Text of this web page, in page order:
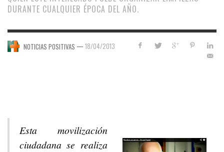
DURANTE CUALQUIER ÉPOCA DEL AÑO.
NOTICIAS POSITIVAS — 18/04/2013
Esta movilización
ciudadana se realiza